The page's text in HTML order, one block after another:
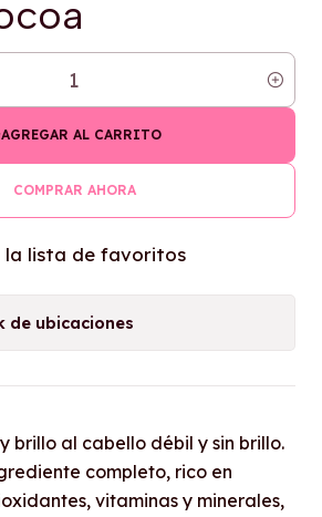
AGREGAR AL CARRITO
COMPRAR AHORA
la lista de favoritos
de ubicaciones
​​brillo al cabello débil y sin brillo.
completo, rico en
vitaminas y minerales,